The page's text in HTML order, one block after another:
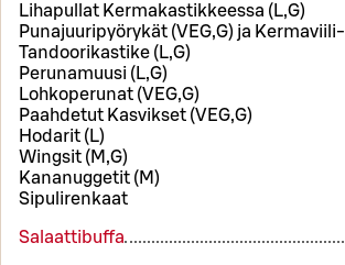
Lihapullat Kermakastikkeessa (L,G)
Punajuuripyörykät (VEG,G) ja Kermaviili-
Tandoorikastike (L,G)
Perunamuusi (L,G)
Lohkoperunat (VEG,G)
Paahdetut Kasvikset (VEG,G)
Hodarit (L)
Wingsit (M,G)
Kananuggetit (M)
Sipulirenkaat
Salaattibuffa